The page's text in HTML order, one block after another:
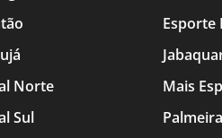
Norte
Sul
Esporte
Mais